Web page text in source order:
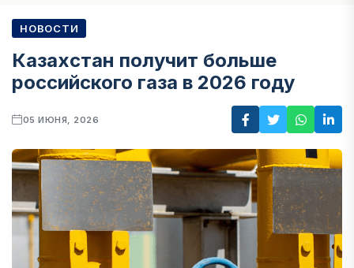
НОВОСТИ
Казахстан получит больше
российского газа в 2026 году
05 ИЮНЯ, 2026